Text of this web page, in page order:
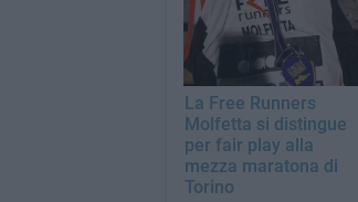
La Free Runners
Molfetta si distingue
per fair play alla
mezza maratona di
Torino